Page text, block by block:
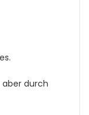
aber durch